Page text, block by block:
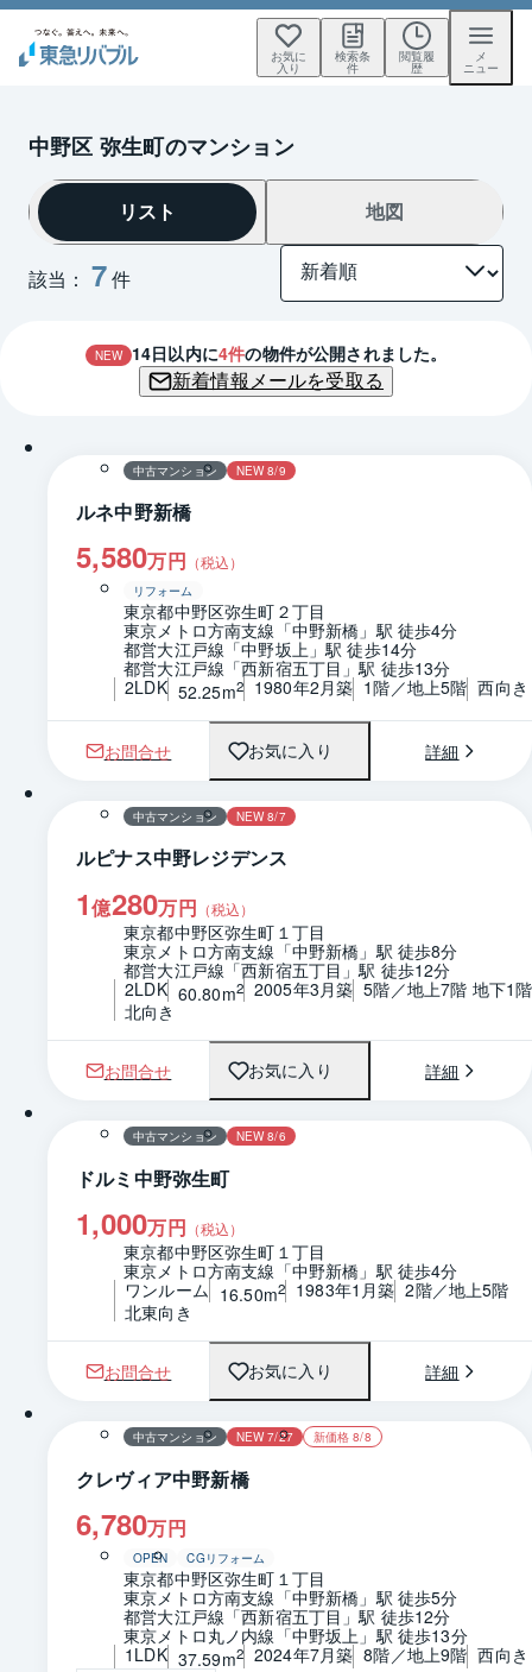
お気に
入り
検索条
件
閲覧履
歴
メ
ニュー
中野区 弥生町のマンション
該当： 7件
リスト 地図
NEW 14日以内に4件の物件が公開されました。
新着情報メールを受取る
中古マンション NEW 8/9
ルネ中野新橋
5,580万円 （税込）
リフォーム
東京都中野区弥生町２丁目
東京メトロ方南支線「中野新橋」駅 徒歩4分
都営大江戸線「中野坂上」駅 徒歩14分
都営大江戸線「西新宿五丁目」駅 徒歩13分
2LDK 52.25m2 1980年2月築 1階／地上5階 西向き
お問合せ お気に入り 詳細
1 / 0 間取り
中古マンション NEW 8/7
ルピナス中野レジデンス
1億280万円 （税込）
東京都中野区弥生町１丁目
東京メトロ方南支線「中野新橋」駅 徒歩8分
都営大江戸線「西新宿五丁目」駅 徒歩12分
2LDK 60.80m2 2005年3月築 5階／地上7階 地下1階
北向き
お問合せ お気に入り 詳細
1 / 0 間取り
中古マンション NEW 8/6
ドルミ中野弥生町
1,000万円 （税込）
東京都中野区弥生町１丁目
東京メトロ方南支線「中野新橋」駅 徒歩4分
ワンルーム 16.50m2 1983年1月築 2階／地上5階
北東向き
お問合せ お気に入り 詳細
1 / 0 間取り
中古マンション NEW 7/27 新価格 8/8
クレヴィア中野新橋
6,780万円
OPEN CGリフォーム
東京都中野区弥生町１丁目
東京メトロ方南支線「中野新橋」駅 徒歩5分
都営大江戸線「西新宿五丁目」駅 徒歩12分
東京メトロ丸ノ内線「中野坂上」駅 徒歩13分
1LDK 37.59m2 2024年7月築 8階／地上9階 西向き